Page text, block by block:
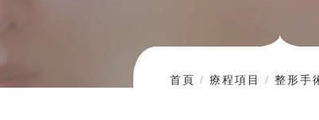
首頁 療程項目 整形手